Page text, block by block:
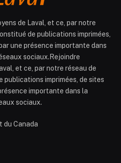
de Laval, et ce, par notre
de publications imprimées,
une présence importante dans
sociaux.Rejoindre
et ce, par notre réseau de
imprimées, de sites
importante dans la
sociaux.
du Canada